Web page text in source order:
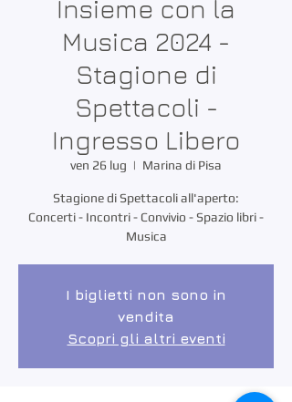
Insieme con la
Musica 2024 -
Stagione di
Spettacoli -
Ingresso Libero
ven 26 lug
  |
Marina di Pisa
Stagione di Spettacoli all'aperto:
Concerti - Incontri - Convivio - Spazio libri -
Musica
I biglietti non sono in
vendita
Scopri gli altri eventi